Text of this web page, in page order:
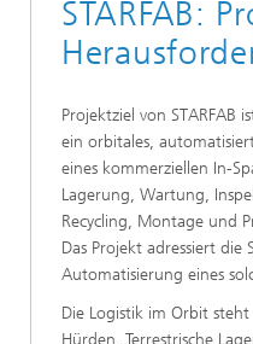
STARFAB:
Projektziel von
ein orbitales,
eines kommerziellen In-
Lagerung, Wartung,
Recycling, Montage und
Das Projekt adressiert die
Automatisierung eines
Die Logistik im Orbit
Hürden. Terrestrische